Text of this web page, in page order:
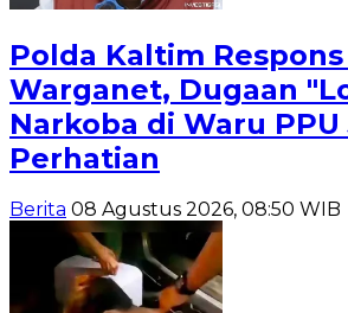
Polda Kaltim
Warganet, Dugaan
Narkoba di Waru PPU
Perhatian
Berita 08 Agustus 2026, 08:50 WIB